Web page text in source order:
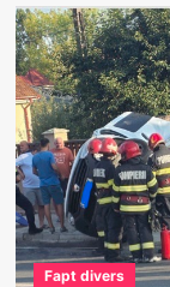
Fapt divers